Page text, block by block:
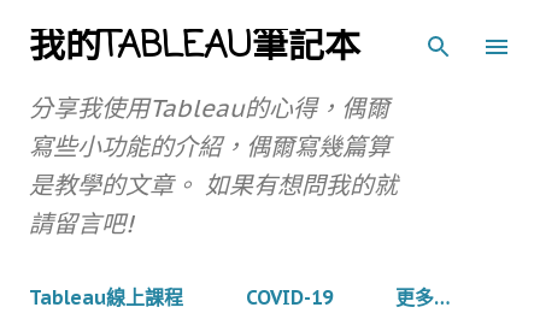
跳到主要內容
我的TABLEAU筆記本
分享我使用Tableau的心得，偶爾
寫些小功能的介紹，偶爾寫幾篇算
是教學的文章。 如果有想問我的就
請留言吧!
Tableau線上課程 COVID-19 更多…